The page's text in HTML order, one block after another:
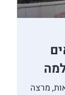
מרצה